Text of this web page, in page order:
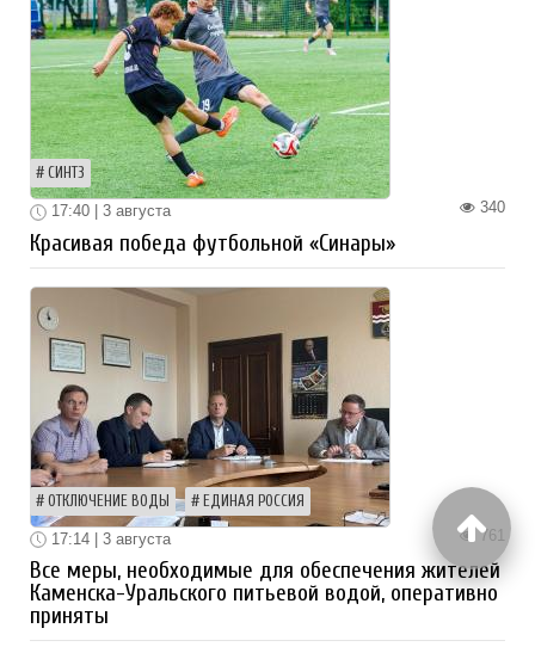
СИНТЗ
340
17:40 | 3 августа
Красивая победа футбольной «Синары»
ОТКЛЮЧЕНИЕ ВОДЫ ЕДИНАЯ РОССИЯ
761
17:14 | 3 августа
Все меры, необходимые для обеспечения жителей
Каменска-Уральского питьевой водой, оперативно
приняты